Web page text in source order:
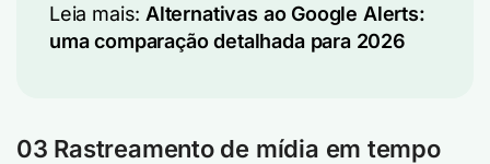
Leia mais: Alternativas ao Google Alerts:
uma comparação detalhada para 2026
03 Rastreamento de mídia em tempo